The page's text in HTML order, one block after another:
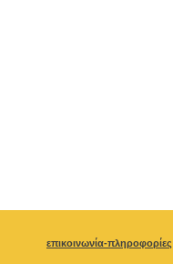
επικοινωνία-πληροφορίες